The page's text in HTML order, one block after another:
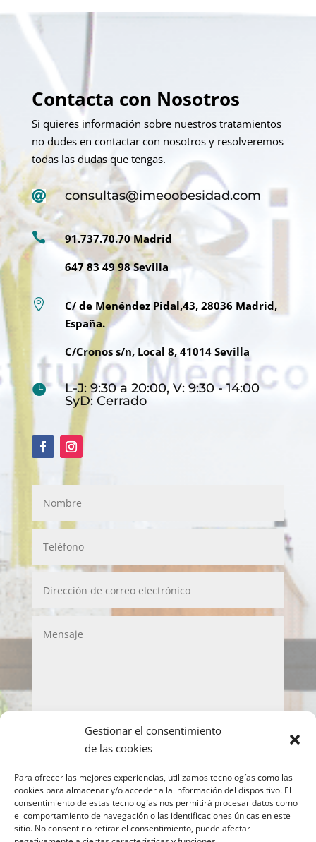
Gestionar el consentimiento
de las cookies
Para ofrecer las mejores experiencias, utilizamos tecnologías como las
cookies para almacenar y/o acceder a la información del dispositivo. El
consentimiento de estas tecnologías nos permitirá procesar datos como
el comportamiento de navegación o las identificaciones únicas en este
sitio. No consentir o retirar el consentimiento, puede afectar
Contacta con Nosotros
Si quieres información sobre nuestros tratamientos
no dudes en contactar con nosotros y resolveremos
todas las dudas que tengas.
 consultas@imeoobesidad.com

91.737.70.70 Madrid
647 83 49 98 Sevilla

C/ de Menéndez Pidal,43, 28036 Madrid,
España.
C/Cronos s/n, Local 8, 41014 Sevilla

L-J: 9:30 a 20:00, V: 9:30 - 14:00
SyD: Cerrado
de datos
Enviar